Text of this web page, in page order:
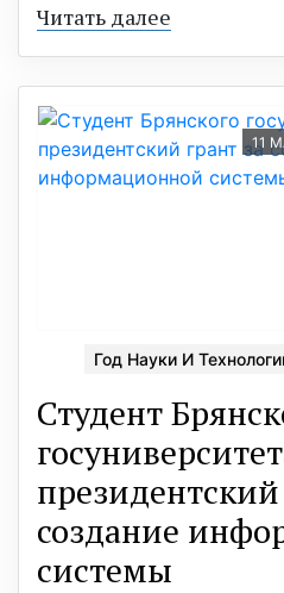
Читать далее
11
Год Науки И
Студент
президентский
создание
системы